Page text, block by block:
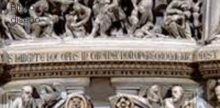
Biblio-
diseño